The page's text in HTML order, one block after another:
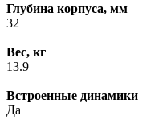
Глубина корпуса, мм
32
Вес, кг
13.9
Встроенные динамики
Да